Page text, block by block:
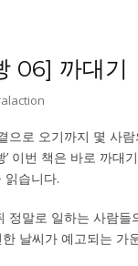
06] 까대기
으로 오기까지 몇 사
’ 이번 책은 바로 까대
읽습니다.
정말로 일하는 사람
날씨가 예고되는 가